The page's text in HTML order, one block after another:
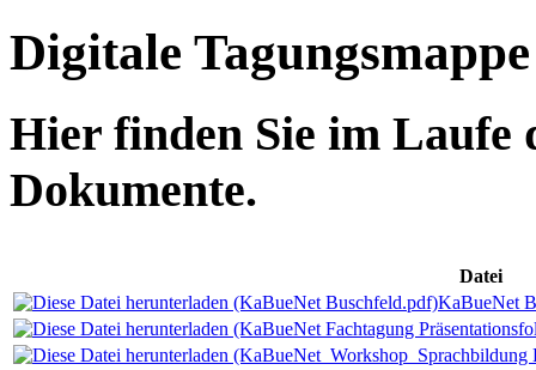
Digitale Tagungsmappe
Hier finden Sie im Laufe
Dokumente.
Datei
KaBueNet